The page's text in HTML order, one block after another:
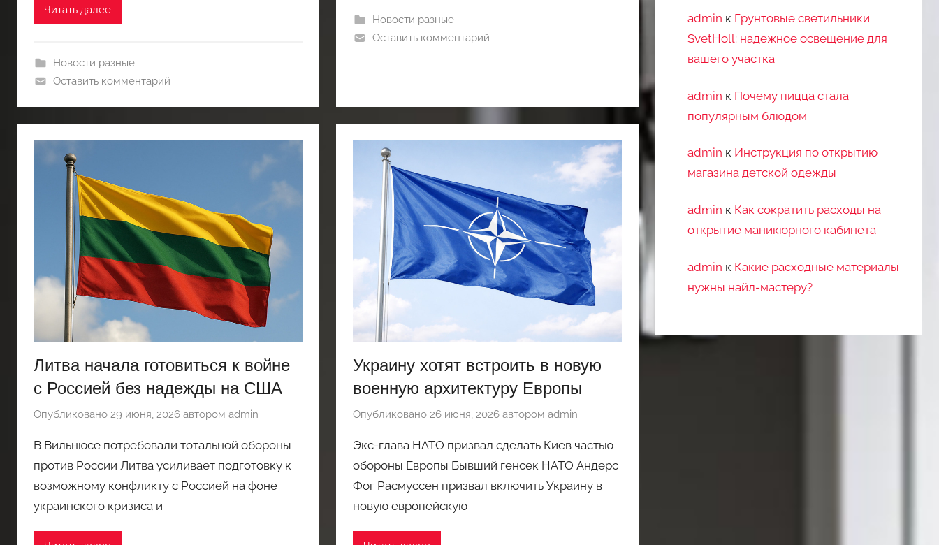
Читать далее
Новости разные
Оставить комментарий
Новости разные
Оставить комментарий
Литва начала готовиться к войне
с Россией без надежды на США
Опубликовано 29 июня, 2026 автором admin
В Вильнюсе потребовали тотальной обороны
против России Литва усиливает подготовку к
возможному конфликту с Россией на фоне
украинского кризиса и
Украину хотят встроить в новую
военную архитектуру Европы
Опубликовано26 июня, 2026 авторомadmin
Экс-глава НАТО призвал сделать Киев частью
обороны Европы Бывший генсек НАТО Андерс
Фог Расмуссен призвал включить Украину в
новую европейскую
admin к Грунтовые светильники
SvetHoll: надежное освещение для
вашего участка
admin к Почему пицца стала
популярным блюдом
admin к Инструкция по открытию
магазина детской одежды
admin к Как сократить расходы на
открытие маникюрного кабинета
admin к Какие расходные материалы
нужны найл-мастеру?